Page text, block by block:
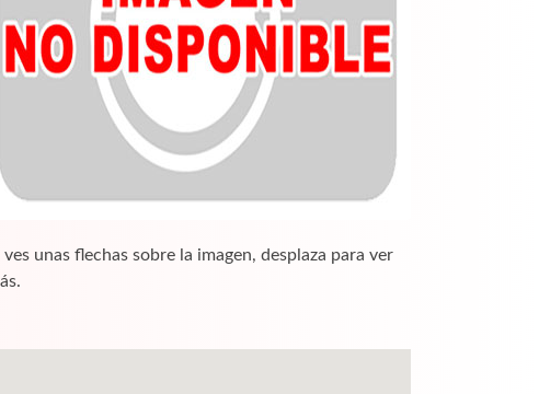
ves unas flechas sobre la imagen, desplaza para ver